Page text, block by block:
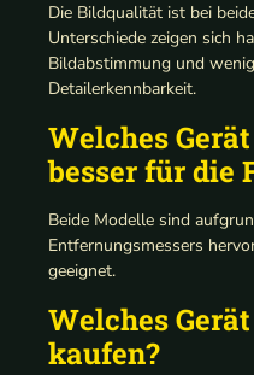
Die Bildqualität ist bei
Unterschiede zeigen sich
Bildabstimmung und
Detailerkennbarkeit.
Welches
besser für die
Beide Modelle sind
Entfernungsmessers
geeignet.
Welches
kaufen?